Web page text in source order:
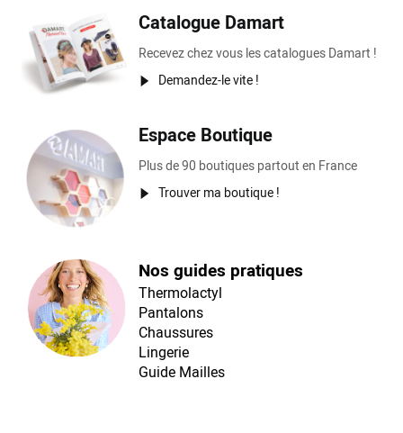
Catalogue Damart
Recevez chez vous les catalogues Damart !
Demandez-le vite !
Espace Boutique
Plus de 90 boutiques partout en France
Trouver ma boutique !
Nos guides pratiques
Thermolactyl
Pantalons
Chaussures
Lingerie
Guide Mailles